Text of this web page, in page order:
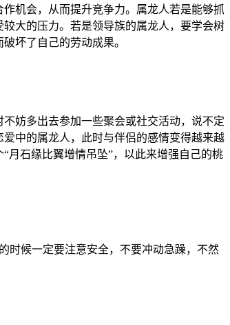
机会，从而提升竞争力。属龙人若是能够抓
大的压力。若是领导族的属龙人，要学会树
坏了自己的劳动成果。
妨多出去参加一些聚会或社交活动，说不定
中的属龙人，此时与伴侣的感情变得越来越
月石缘比翼增情吊坠”，以此来增强自己的桃
候一定要注意安全，不要冲动急躁，不然